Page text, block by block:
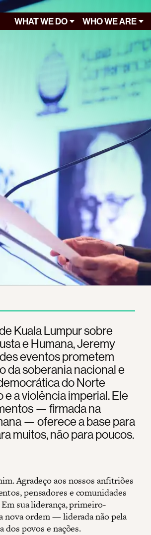
WHAT WE DO WHO WE ARE
Kuala Lumpur sobre
e Humana, Jeremy
eventos prometem
da soberania nacional e
do Norte
a violência imperial. Ele
— firmada na
— oferece a base para
muitos, não para poucos.
Agradeço aos nossos anfitriões
pensadores e comunidades
sua liderança, primeiro-
nova ordem — liderada não pela
dos povos e nações.